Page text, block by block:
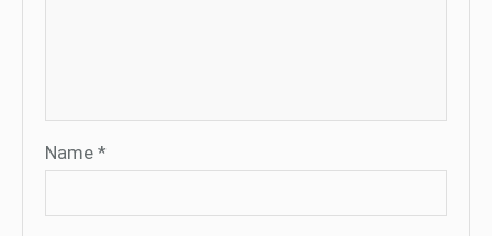
Name *